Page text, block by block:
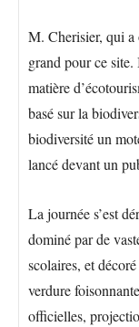
M. Cherisier, qui a
grand pour ce
matière
basé sur la
biodiversité un
lancé devant un
La journée s’est
dominé par de
scolaires, et
verdure
officielles,